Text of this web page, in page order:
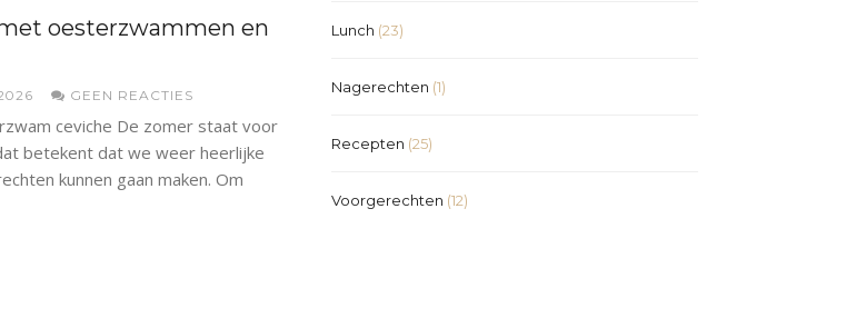
oesterzwammen en
GEEN REACTIES
ceviche De zomer staat voor
betekent dat we weer heerlijke
kunnen gaan maken. Om
Lunch (23)
Nagerechten (1)
Recepten (25)
Voorgerechten (12)